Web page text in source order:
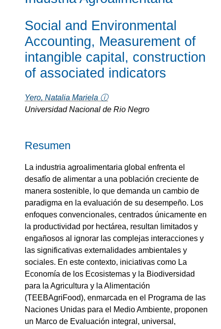
Social and Environmental
Accounting, Measurement of
intangible capital, construction
of associated indicators
Yero, Natalia Mariela ⓘ
Universidad Nacional de Rio Negro
Resumen
La industria agroalimentaria global enfrenta el
desafío de alimentar a una población creciente de
manera sostenible, lo que demanda un cambio de
paradigma en la evaluación de su desempeño. Los
enfoques convencionales, centrados únicamente en
la productividad por hectárea, resultan limitados y
engañosos al ignorar las complejas interacciones y
las significativas externalidades ambientales y
sociales. En este contexto, iniciativas como La
Economía de los Ecosistemas y la Biodiversidad
para la Agricultura y la Alimentación
(TEEBAgriFood), enmarcada en el Programa de las
Naciones Unidas para el Medio Ambiente, proponen
un Marco de Evaluación integral, universal,